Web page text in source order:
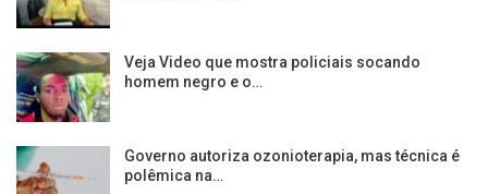
Veja Video que mostra policiais socando
homem negro e o…
Governo autoriza ozonioterapia, mas técnica é
polêmica na…